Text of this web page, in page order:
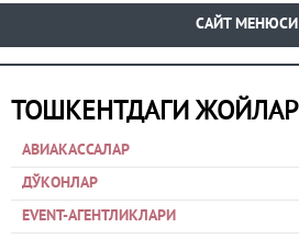
CАЙТ МЕНЮСИ
ТОШКЕНТДАГИ ЖОЙЛАР
АВИАКАССАЛАР
ДЎКОНЛАР
EVENT-АГЕНТЛИКЛАРИ